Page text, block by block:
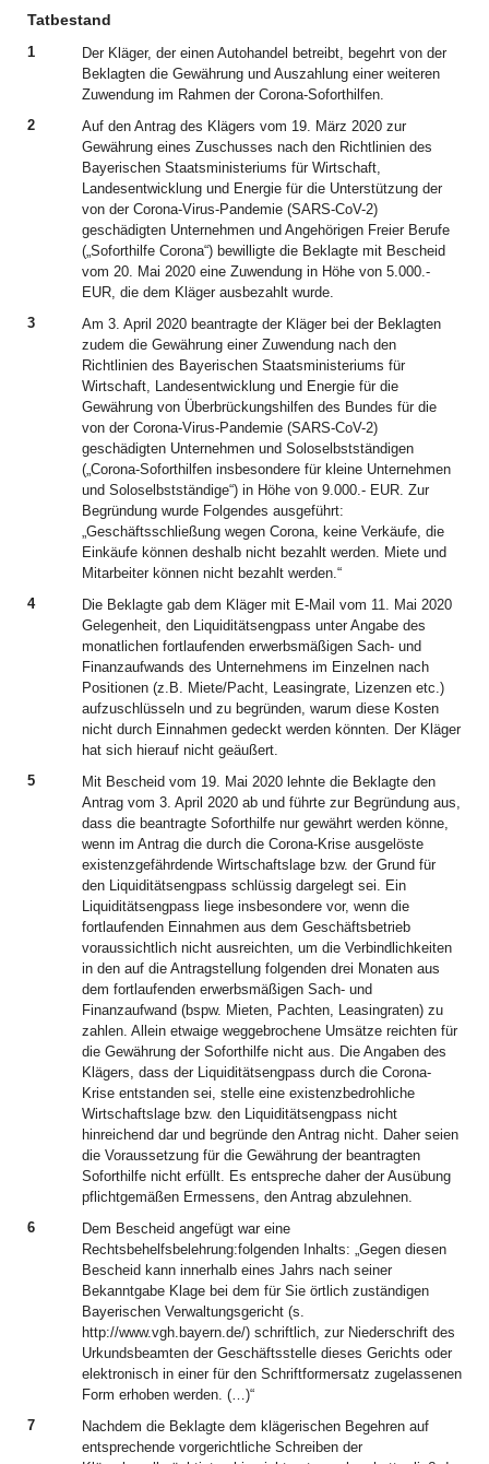
Tatbestand
1
Der Kläger, der einen Autohandel betreibt, begehrt von der
Beklagten die Gewährung und Auszahlung einer weiteren
Zuwendung im Rahmen der Corona-Soforthilfen.
2
Auf den Antrag des Klägers vom 19. März 2020 zur
Gewährung eines Zuschusses nach den Richtlinien des
Bayerischen Staatsministeriums für Wirtschaft,
Landesentwicklung und Energie für die Unterstützung der
von der Corona-Virus-Pandemie (SARS-CoV-2)
geschädigten Unternehmen und Angehörigen Freier Berufe
(„Soforthilfe Corona“) bewilligte die Beklagte mit Bescheid
vom 20. Mai 2020 eine Zuwendung in Höhe von 5.000.-
EUR, die dem Kläger ausbezahlt wurde.
3
Am 3. April 2020 beantragte der Kläger bei der Beklagten
zudem die Gewährung einer Zuwendung nach den
Richtlinien des Bayerischen Staatsministeriums für
Wirtschaft, Landesentwicklung und Energie für die
Gewährung von Überbrückungshilfen des Bundes für die
von der Corona-Virus-Pandemie (SARS-CoV-2)
geschädigten Unternehmen und Soloselbstständigen
(„Corona-Soforthilfen insbesondere für kleine Unternehmen
und Soloselbstständige“) in Höhe von 9.000.- EUR. Zur
Begründung wurde Folgendes ausgeführt:
„Geschäftsschließung wegen Corona, keine Verkäufe, die
Einkäufe können deshalb nicht bezahlt werden. Miete und
Mitarbeiter können nicht bezahlt werden.“
4
Die Beklagte gab dem Kläger mit E-Mail vom 11. Mai 2020
Gelegenheit, den Liquiditätsengpass unter Angabe des
monatlichen fortlaufenden erwerbsmäßigen Sach- und
Finanzaufwands des Unternehmens im Einzelnen nach
Positionen (z.B. Miete/Pacht, Leasingrate, Lizenzen etc.)
aufzuschlüsseln und zu begründen, warum diese Kosten
nicht durch Einnahmen gedeckt werden könnten. Der Kläger
hat sich hierauf nicht geäußert.
5
Mit Bescheid vom 19. Mai 2020 lehnte die Beklagte den
Antrag vom 3. April 2020 ab und führte zur Begründung aus,
dass die beantragte Soforthilfe nur gewährt werden könne,
wenn im Antrag die durch die Corona-Krise ausgelöste
existenzgefährdende Wirtschaftslage bzw. der Grund für
den Liquiditätsengpass schlüssig dargelegt sei. Ein
Liquiditätsengpass liege insbesondere vor, wenn die
fortlaufenden Einnahmen aus dem Geschäftsbetrieb
voraussichtlich nicht ausreichten, um die Verbindlichkeiten
in den auf die Antragstellung folgenden drei Monaten aus
dem fortlaufenden erwerbsmäßigen Sach- und
Finanzaufwand (bspw. Mieten, Pachten, Leasingraten) zu
zahlen. Allein etwaige weggebrochene Umsätze reichten für
die Gewährung der Soforthilfe nicht aus. Die Angaben des
Klägers, dass der Liquiditätsengpass durch die Corona-
Krise entstanden sei, stelle eine existenzbedrohliche
Wirtschaftslage bzw. den Liquiditätsengpass nicht
hinreichend dar und begründe den Antrag nicht. Daher seien
die Voraussetzung für die Gewährung der beantragten
Soforthilfe nicht erfüllt. Es entspreche daher der Ausübung
pflichtgemäßen Ermessens, den Antrag abzulehnen.
6
Dem Bescheid angefügt war eine
Rechtsbehelfsbelehrung:folgenden Inhalts: „Gegen diesen
Bescheid kann innerhalb eines Jahrs nach seiner
Bekanntgabe Klage bei dem für Sie örtlich zuständigen
Bayerischen Verwaltungsgericht (s.
http://www.vgh.bayern.de/) schriftlich, zur Niederschrift des
Urkundsbeamten der Geschäftsstelle dieses Gerichts oder
elektronisch in einer für den Schriftformersatz zugelassenen
Form erhoben werden. (…)“
7
Nachdem die Beklagte dem klägerischen Begehren auf
entsprechende vorgerichtliche Schreiben der